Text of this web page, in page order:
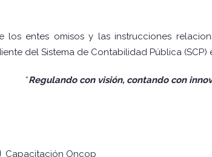
los entes omisos y las instrucciones
del Sistema de Contabilidad Pública
“Regulandocon visión, contando con
Capacitación Oncop